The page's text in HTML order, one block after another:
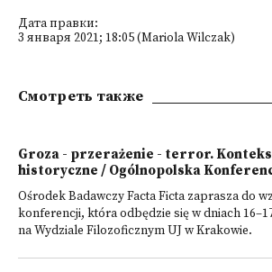
Дата правки:
3 января 2021; 18:05 (Mariola Wilczak)
Смотреть также
Groza - przerażenie - terror.
historyczne / Ogólnopolska
Ośrodek Badawczy Facta Ficta zaprasza do
konferencji, która odbędzie się w dniach
na Wydziale Filozoficznym UJ w Krakowie.